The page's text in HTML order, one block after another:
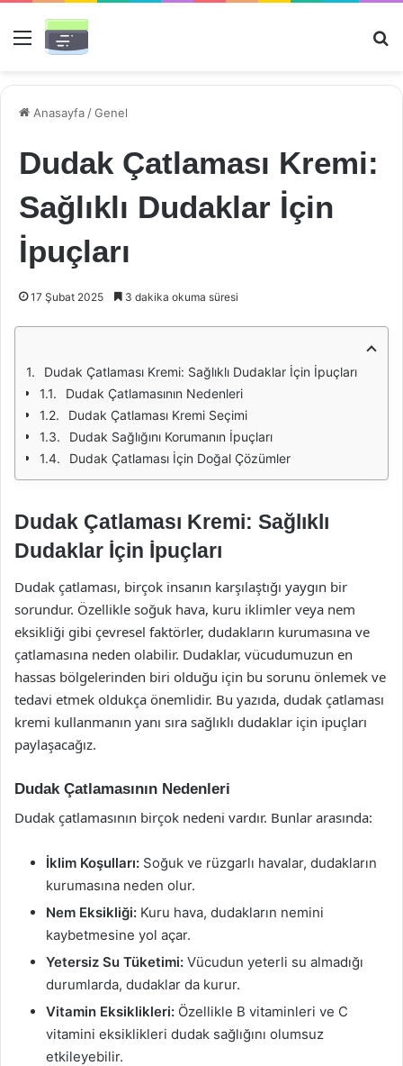
Menü
Anasayfa /Genel
Dudak Çatlaması Kremi:
Sağlıklı Dudaklar İçin
İpuçları
17 Şubat 2025 3 dakika okuma süresi
Dudak Çatlaması Kremi: Sağlıklı Dudaklar İçin İpuçları
Dudak Çatlamasının Nedenleri
Dudak Çatlaması Kremi Seçimi
Dudak Sağlığını Korumanın İpuçları
Dudak Çatlaması İçin Doğal Çözümler
Dudak Çatlaması Kremi: Sağlıklı
Dudaklar İçin İpuçları
Dudak çatlaması, birçok insanın karşılaştığı yaygın bir
sorundur. Özellikle soğuk hava, kuru iklimler veya nem
eksikliği gibi çevresel faktörler, dudakların kurumasına ve
çatlamasına neden olabilir. Dudaklar, vücudumuzun en
hassas bölgelerinden biri olduğu için bu sorunu önlemek ve
tedavi etmek oldukça önemlidir. Bu yazıda, dudak çatlaması
kremi kullanmanın yanı sıra sağlıklı dudaklar için ipuçları
paylaşacağız.
Dudak Çatlamasının Nedenleri
Dudak çatlamasının birçok nedeni vardır. Bunlar arasında:
İklim Koşulları: Soğuk ve rüzgarlı havalar, dudakların
kurumasına neden olur.
Nem Eksikliği: Kuru hava, dudakların nemini
kaybetmesine yol açar.
Yetersiz Su Tüketimi: Vücudun yeterli su almadığı
durumlarda, dudaklar da kurur.
Vitamin Eksiklikleri: Özellikle B vitaminleri ve C
vitamini eksiklikleri dudak sağlığını olumsuz
etkileyebilir.